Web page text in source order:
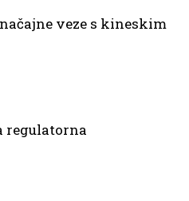
veze s kineskim
regulatorna